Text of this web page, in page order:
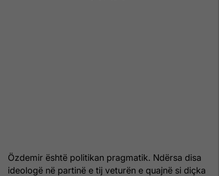
Özdemir është politikan pragmatik. Ndërsa disa
ideologë në partinë e tij veturën e quajnë si diçka